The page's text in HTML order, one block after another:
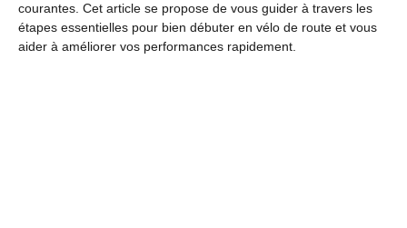
courantes. Cet article se propose de vous guider à travers les
étapes essentielles pour bien débuter en vélo de route et vous
aider à améliorer vos performances rapidement.